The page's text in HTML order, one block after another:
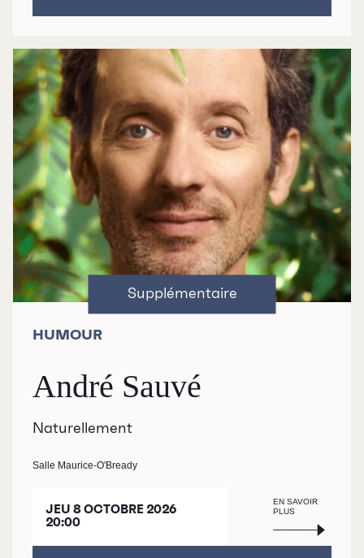
HUMOUR
André Sauvé
Naturellement
Salle Maurice-O'Bready
JEU 8 OCTOBRE 2026
20:00
EN SAVOIR
PLUS